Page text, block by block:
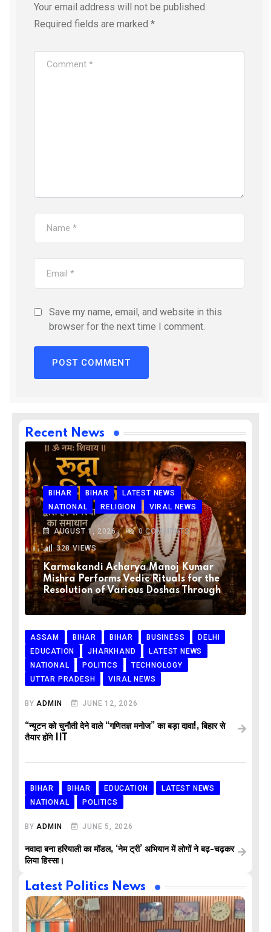
Your email address will not be published.
Required fields are marked *
Save my name, email, and website in this
browser for the next time I comment.
Recent News
BIHAR BIHAR
LATEST NEWS
NATIONAL
RELIGION VIRAL NEWS
AUGUST 1, 2026 0COMMENTS
328VIEWS
Karmakandi Acharya Manoj Kumar
Mishra Performs Vedic Rituals for the
Resolution of Various Doshas Through
ASSAM BIHAR BIHAR BUSINESS
DELHI
EDUCATION
JHARKHAND
LATEST NEWS
NATIONAL
POLITICS
TECHNOLOGY
UTTAR PRADESH
VIRAL NEWS
BYADMIN JUNE 12, 2026
“न्यूटन को चुनौती देने वाले “गणितज्ञ मनोज” का बड़ा दावा!, बिहार से
तैयार होंगे IIT
BIHAR BIHAR EDUCATION
LATEST NEWS
NATIONAL
POLITICS
BYADMIN JUNE 5, 2026
नवादा बना हरियाली का मॉडल, ‘नेम ट्री’ अभियान में लोगों ने बढ़-चढ़कर
लिया हिस्सा।
Latest Politics News